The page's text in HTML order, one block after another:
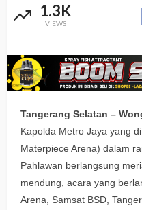
1.3K
VIEWS
Tangerang Selatan –
Kapolda Metro Jaya yang
Materpiece Arena) dalam
Pahlawan berlangsung
mendung, acara yang
Arena, Samsat BSD,